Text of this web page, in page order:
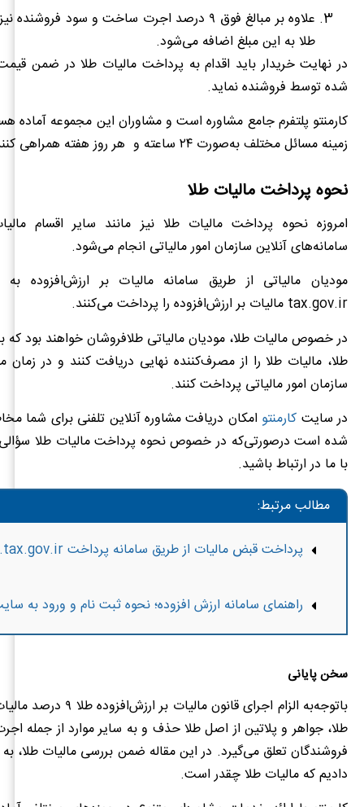
علاوه بر مبالغ فوق ۹ درصد اجرت ساخت و سود
طلا به این مبلغ اضافه می‌شود.
در نهایت خریدار باید اقدام به پرداخت مالیات طلا در ضمن
شده توسط فروشنده نماید.
کارمنتو پلتفرم جامع مشاوره است و مشاوران این مجموعه آماده
زمینه مسائل مختلف به‌صورت ۲۴ ساعته و هر روز هفته همراهی کنند.
نحوه پرداخت مالیات طلا
امروزه نحوه پرداخت مالیات طلا نیز مانند سایر اقسام
سامانه‌های آنلاین سازمان امور مالیاتی انجام می‌شود.
مودیان مالیاتی از طریق سامانه مالیات بر ارزش‌افزوده به
tax.gov.ir مالیات بر ارزش‌افزوده را پرداخت می‌کنند.
در خصوص مالیات طلا، مودیان مالیاتی طلافروشان خواهند بود
طلا، مالیات طلا را از مصرف‌کننده نهایی دریافت کنند و در
سازمان امور مالیاتی پرداخت کنند.
در سایت کارمنتو امکان دریافت مشاوره آنلاین تلفنی برای شما
شده است درصورتی‌که در خصوص نحوه پرداخت مالیات طلا سؤالی
با ما در ارتباط باشید.
مطالب مرتبط:
پرداخت قبض مالیات از طریق سامانه پرداخت payments.tax.gov.ir
راهنمای سامانه ارزش افزوده؛ نحوه ثبت نام و ورود به
سخن پایانی
باتوجه‌به الزام اجرای قانون
طلا، جواهر و پلاتین از اصل طلا حذف و به سایر موارد از جمله
فروشندگان تعلق می‌گیرد. در این مقاله ضمن بررسی مالیات طلا،
دادیم که مالیات طلا چقدر است.